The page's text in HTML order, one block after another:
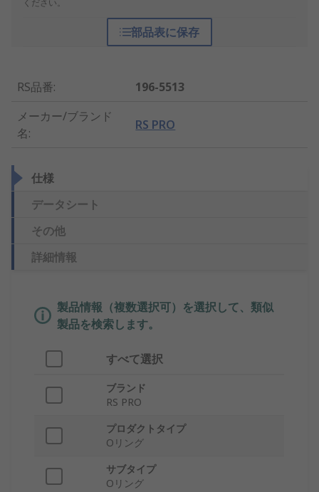
ください。
部品表に保存
RS品番:
196-5513
メーカー/ブランド
名:
RS PRO
仕様
データシート
その他
詳細情報
製品情報（複数選択可）を選択して、類似
製品を検索します。
すべて選択
ブランド
RS PRO
プロダクトタイプ
Oリング
サブタイプ
Oリング